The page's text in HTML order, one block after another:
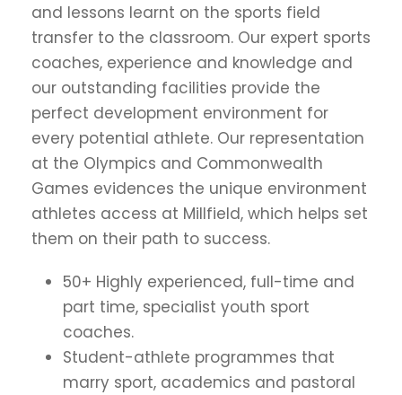
and lessons learnt on the sports field
transfer to the classroom. Our expert sports
coaches, experience and knowledge and
our outstanding facilities provide the
perfect development environment for
every potential athlete. Our representation
at the Olympics and Commonwealth
Games evidences the unique environment
athletes access at Millfield, which helps set
them on their path to success.
50+ Highly experienced, full-time and
part time, specialist youth sport
coaches.
Student-athlete programmes that
marry sport, academics and pastoral